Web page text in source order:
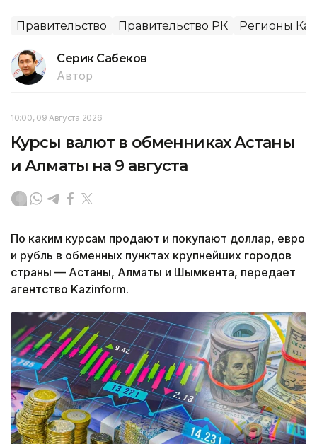
Правительство Правительство РК Регионы
Серик Сабеков
Автор
10:00, 09 Августа 2026
Курсы валют в обменниках Астаны
и Алматы на 9 августа
По каким курсам продают и покупают доллар, евро
и рубль в обменных пунктах крупнейших городов
страны — Астаны, Алматы и Шымкента, передает
агентство Kazinform.